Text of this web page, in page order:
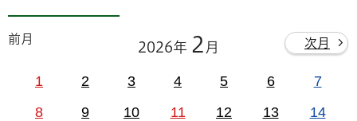
前月
2026年 2 月 次月
1 2 3 4 5 6
7
8
9 10 11 12 13
14